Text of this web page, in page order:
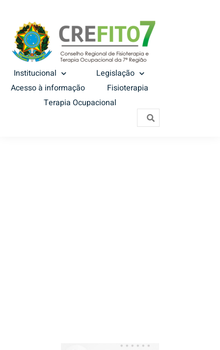
Institucional
Legislação
Acesso à informação
Fisioterapia
Terapia Ocupacional